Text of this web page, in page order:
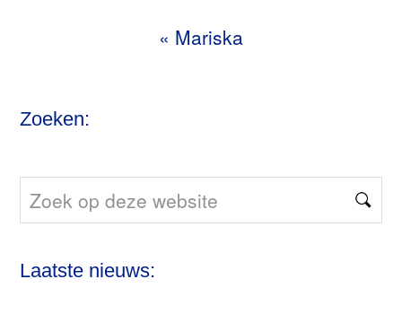
« Mariska
Zoeken:
Zoek
op
Laatste nieuws: